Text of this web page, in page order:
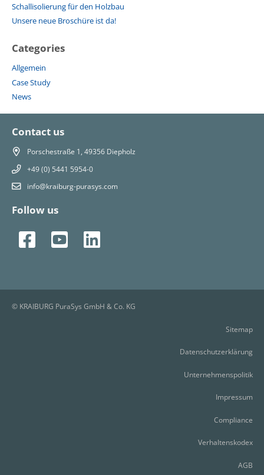
Schallisolierung für den Holzbau
Unsere neue Broschüre ist da!
Categories
Allgemein
Case Study
News
Contact us
Porschestraße 1, 49356 Diepholz
+49 (0) 5441 5954-0
info@kraiburg-purasys.com
Follow us
© KRAIBURG PuraSys GmbH & Co. KG
Sitemap
Datenschutzerklärung
Unternehmenspolitik
Impressum
Compliance
Verhaltenskodex
AGB